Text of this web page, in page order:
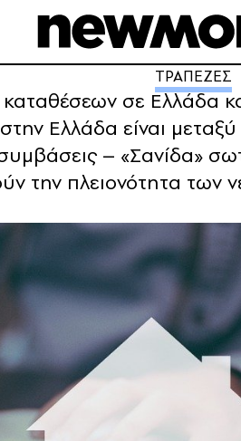
ΤΡΑΠΕΖΕΣ
σε Ελλάδα
Ελλάδα είναι
– «Σανίδα»
την πλειονότητα